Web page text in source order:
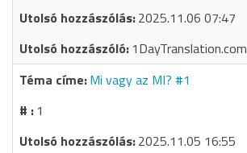
2025.11.06 07:47
1DayTranslation.com
Mi vagy az MI? #1
1
2025.11.05 16:55